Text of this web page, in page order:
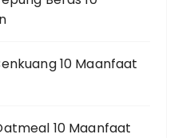
10 Maanfaat
10 Maanfaat